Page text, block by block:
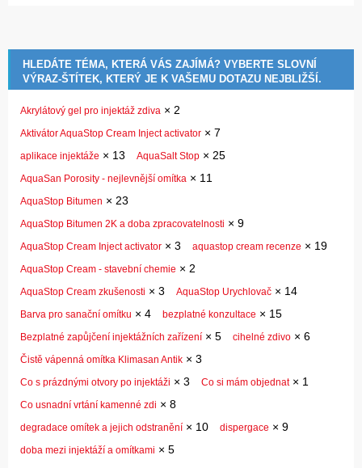
HLEDÁTE TÉMA, KTERÁ VÁS ZAJÍMÁ? VYBERTE SLOVNÍ
VÝRAZ-ŠTÍTEK, KTERÝ JE K VAŠEMU DOTAZU NEJBLIŽŠÍ.
Akrylátový gel pro injektáž zdiva × 2
Aktivátor AquaStop Cream Inject activator × 7
aplikace injektáže × 13 AquaSalt Stop × 25
AquaSan Porosity - nejlevnější omítka × 11
AquaStop Bitumen × 23
AquaStop Bitumen 2K a doba zpracovatelnosti × 9
AquaStop Cream Inject activator × 3 aquastop cream recenze × 19
AquaStop Cream - stavební chemie × 2
AquaStop Cream zkušenosti × 3 AquaStop Urychlovač × 14
Barva pro sanační omítku × 4 bezplatné konzultace × 15
Bezplatné zapůjčení injektážních zařízení × 5 cihelné zdivo × 6
Čistě vápenná omítka Klimasan Antik × 3
Co s prázdnými otvory po injektáži × 3 Co si mám objednat× 1
Co usnadní vrtání kamenné zdi × 8
degradace omítek a jejich odstranění × 10 dispergace × 9
doba mezi injektáží a omítkami × 5